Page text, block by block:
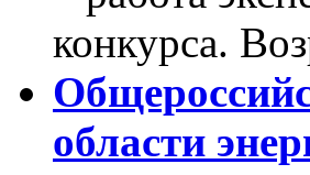
конкурса.
области